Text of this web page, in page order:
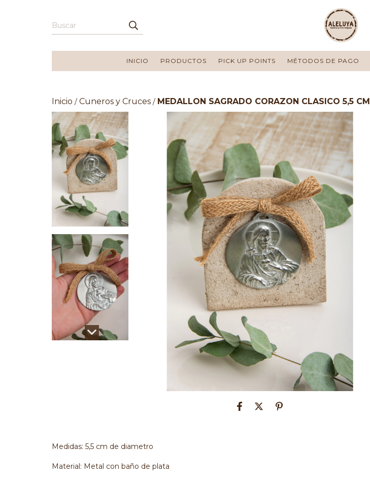
INICIO PRODUCTOS PICK UP POINTS MÉTODOS DE PAGO
Inicio / Cuneros y Cruces / MEDALLON SAGRADO CORAZON CLASICO 5,5 CM
Medidas: 5,5 cm de diametro
Material: Metal con baño de plata